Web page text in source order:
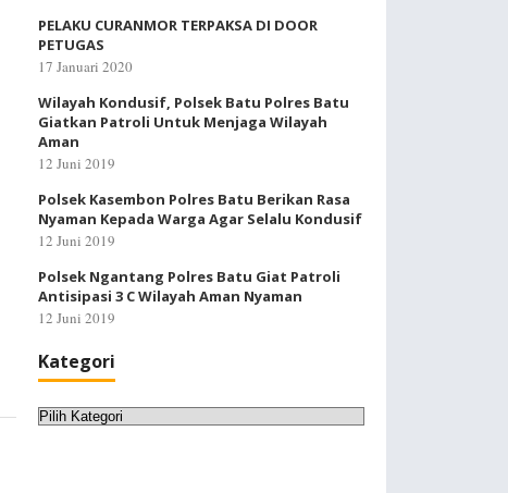
PELAKU CURANMOR TERPAKSA DI DOOR
PETUGAS
17 Januari 2020
Wilayah Kondusif, Polsek Batu Polres Batu
Giatkan Patroli Untuk Menjaga Wilayah
Aman
12 Juni 2019
Polsek Kasembon Polres Batu Berikan Rasa
Nyaman Kepada Warga Agar Selalu Kondusif
12 Juni 2019
Polsek Ngantang Polres Batu Giat Patroli
Antisipasi 3 C Wilayah Aman Nyaman
12 Juni 2019
Kategori
Kategori